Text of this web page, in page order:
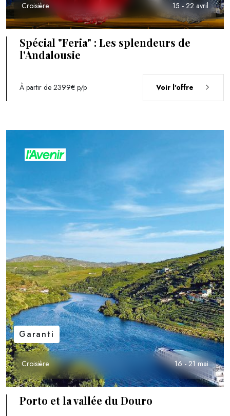
Croisière 15 - 22 avril
Spécial "Feria" : Les splendeurs de
l'Andalousie
À partir de 2399€ p/p Voir l'offre
Garanti
Croisière 16 - 21 mai
Porto et la vallée du Douro